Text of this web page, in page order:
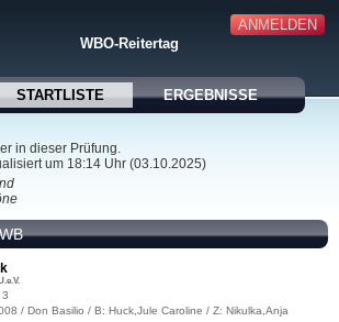
ANMELDEN
WBO-Reitertag
STARTLISTE ERGEBNISSE
in dieser Prüfung.
um 18:14 Uhr (03.10.2025)
/ Don Basilio / B: Huck,Jule Caroline / Z: Nikulka,Anja